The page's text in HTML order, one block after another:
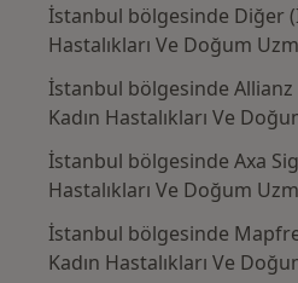
İstanbul bölgesinde Diğer
Hastalıkları Ve Doğum
İstanbul bölgesinde
Kadın Hastalıkları Ve
İstanbul bölgesinde Axa
Hastalıkları Ve Doğum
İstanbul bölgesinde
Kadın Hastalıkları Ve